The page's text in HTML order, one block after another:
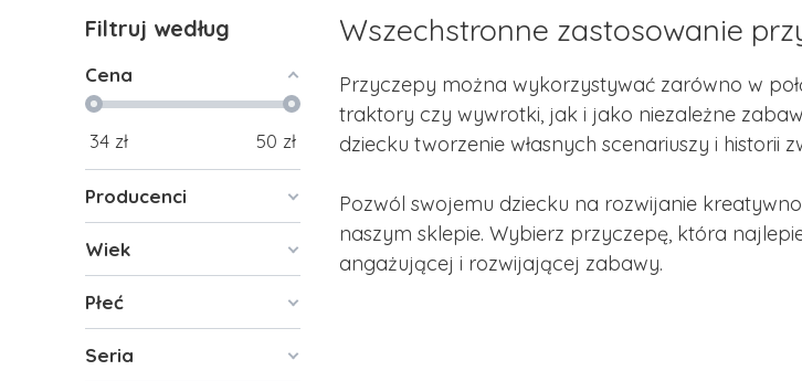
Filtruj według
Cena
34 zł 50 zł
Producenci
Wiek
Płeć
Seria
Wszechstronne zastosowanie
Przyczepy można wykorzystywać zarówno w
traktory czy wywrotki, jak i jako niezależne
dziecku tworzenie własnych scenariuszy i historii
Pozwól swojemu dziecku na rozwijanie
naszym sklepie. Wybierz przyczepę, która
angażującej i rozwijającej zabawy.